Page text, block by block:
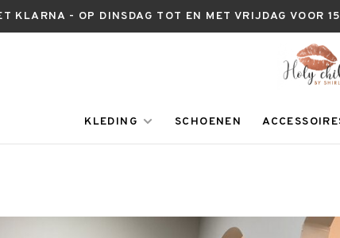
KLARNA - OP DINSDAG TOT EN MET VRIJDAG VOOR
KLEDING SCHOENEN